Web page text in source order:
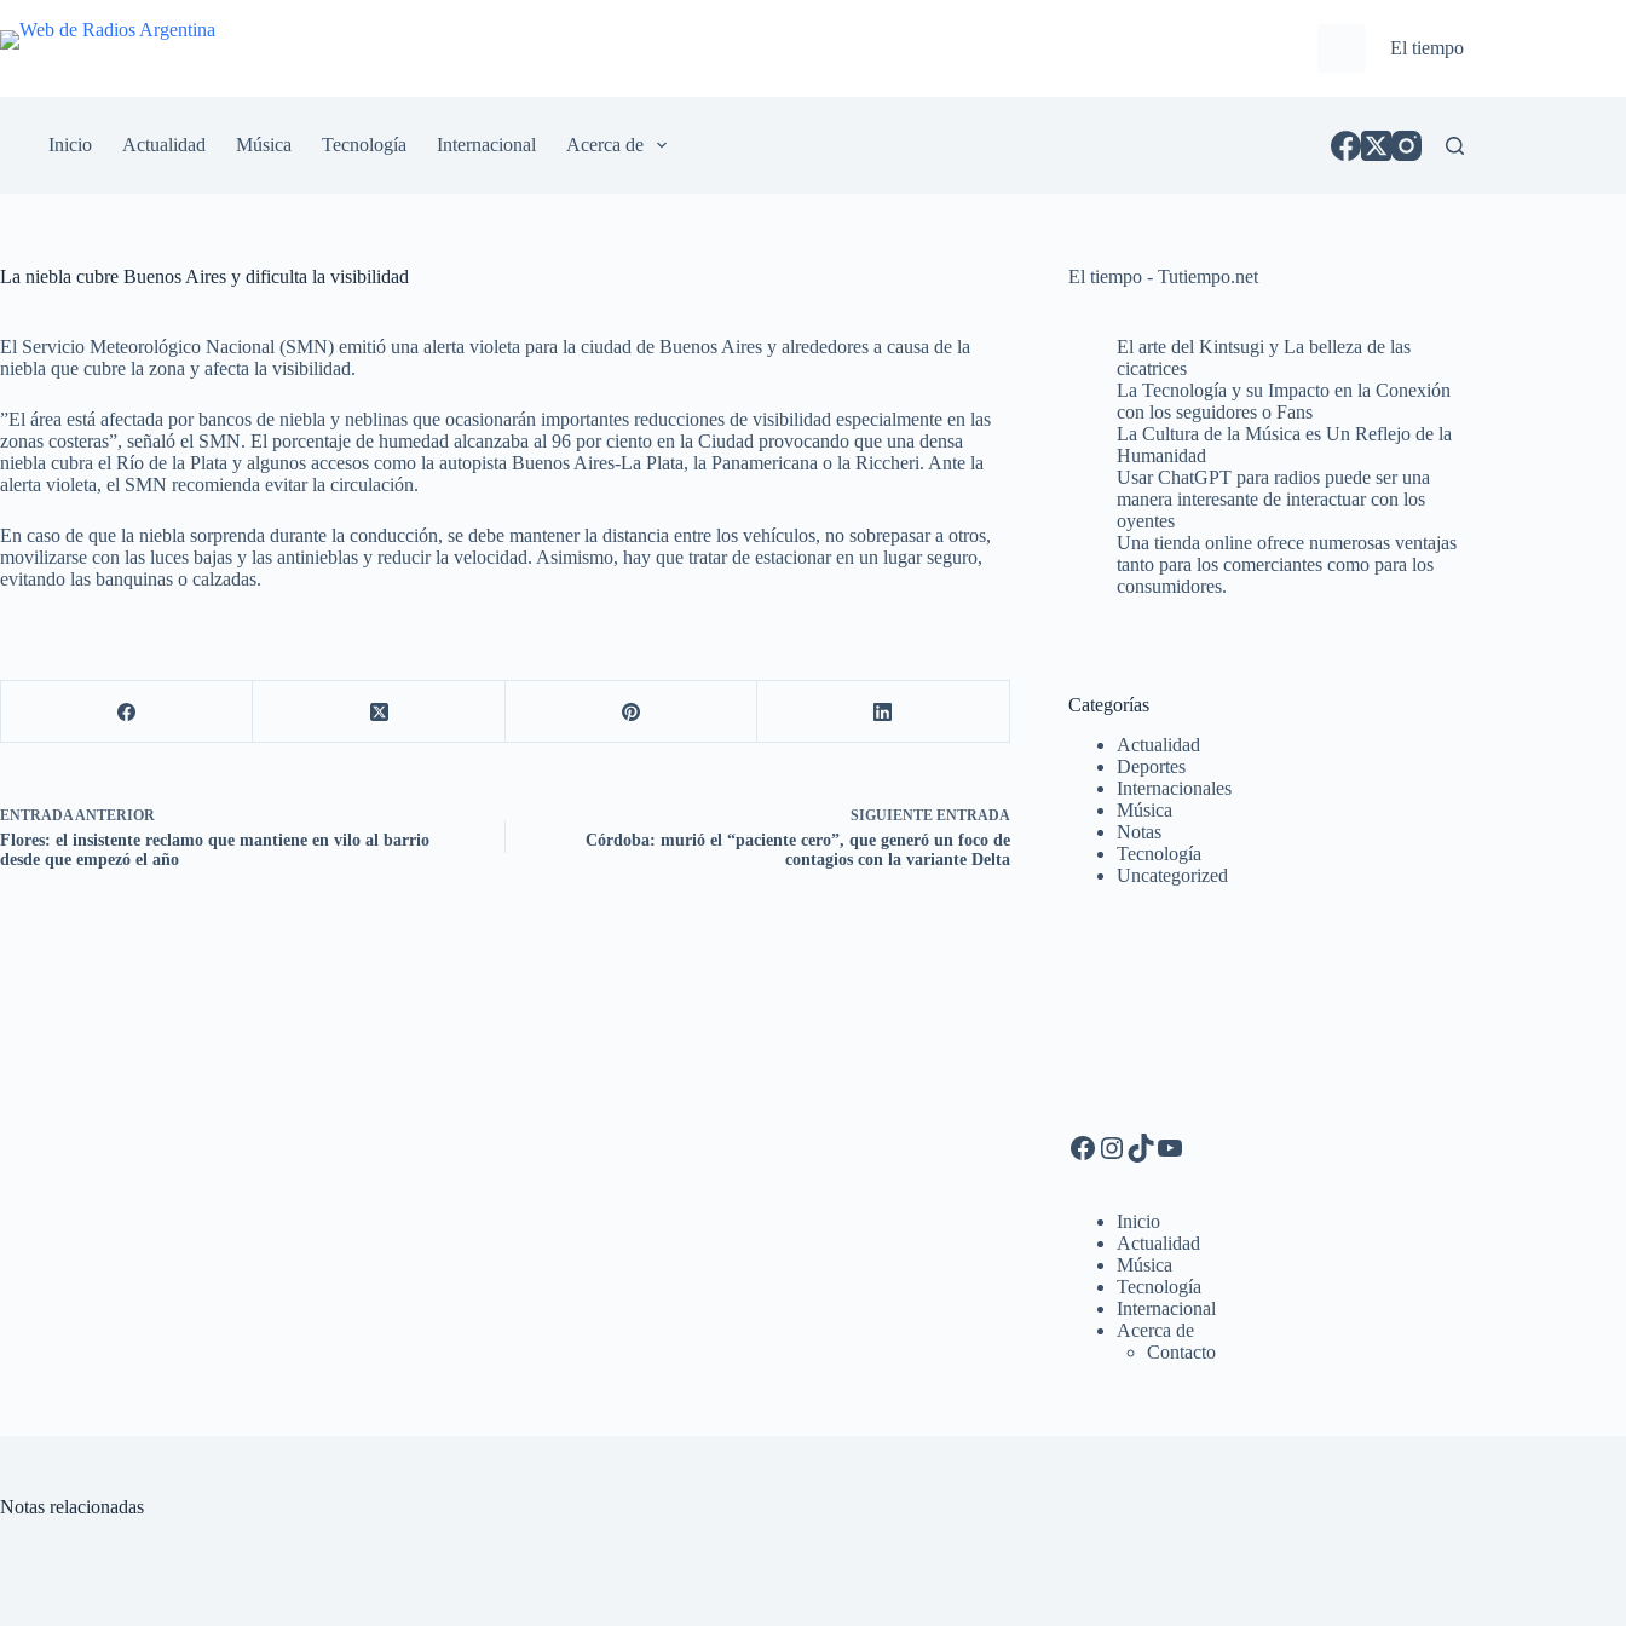
El tiempo
Inicio Actualidad Música Tecnología Internacional Acerca de
La niebla cubre Buenos Aires y dificulta la visibilidad
El Servicio Meteorológico Nacional (SMN) emitió una alerta violeta para la ciudad de Buenos Aires y alrededores a causa de la
niebla que cubre la zona y afecta la visibilidad.
”El área está afectada por bancos de niebla y neblinas que ocasionarán importantes reducciones de visibilidad especialmente en las
zonas costeras”, señaló el SMN. El porcentaje de humedad alcanzaba al 96 por ciento en la Ciudad provocando que una densa
niebla cubra el Río de la Plata y algunos accesos como la autopista Buenos Aires-La Plata, la Panamericana o la Riccheri. Ante la
alerta violeta, el SMN recomienda evitar la circulación.
En caso de que la niebla sorprenda durante la conducción, se debe mantener la distancia entre los vehículos, no sobrepasar a otros,
movilizarse con las luces bajas y las antinieblas y reducir la velocidad. Asimismo, hay que tratar de estacionar en un lugar seguro,
evitando las banquinas o calzadas.
ENTRADAANTERIOR
Flores: el insistente reclamo que mantiene en vilo al barrio
desde que empezó el año
SIGUIENTE ENTRADA
Córdoba: murió el “paciente cero”, que generó un foco de
contagios con la variante Delta
El tiempo - Tutiempo.net
El arte del Kintsugi y La belleza de las
cicatrices
La Tecnología y su Impacto en la Conexión
con los seguidores o Fans
La Cultura de la Música es Un Reflejo de la
Humanidad
Usar ChatGPT para radios puede ser una
manera interesante de interactuar con los
oyentes
Una tienda online ofrece numerosas ventajas
tanto para los comerciantes como para los
consumidores.
Categorías
Actualidad
Deportes
Internacionales
Música
Notas
Tecnología
Uncategorized
Inicio
Actualidad
Música
Tecnología
Internacional
Acerca de
Contacto
Notas relacionadas